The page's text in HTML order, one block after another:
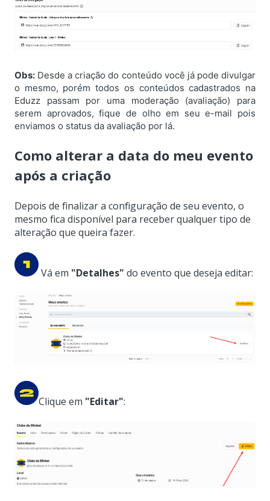
Obs: Desde a criação do conteúdo você já pode divulgar
o mesmo, porém todos os conteúdos cadastrados na
Eduzz passam por uma moderação (avaliação) para
serem aprovados, fique de olho em seu e-mail pois
enviamos o status da avaliação por lá.
Como alterar a data do meu evento
após a criação
Depois de finalizar a configuração de seu evento, o
mesmo fica disponível para receber qualquer tipo de
alteração que queira fazer.
Vá em "Detalhes" do evento que deseja editar:
Clique em "Editar":